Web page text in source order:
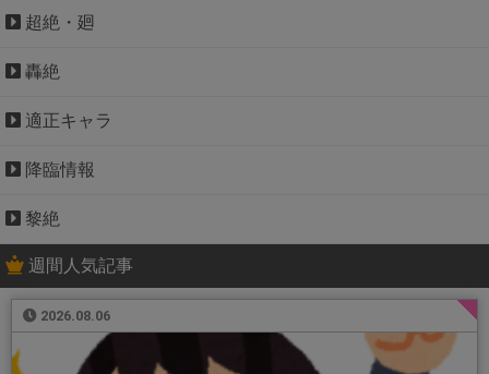
超絶・廻
轟絶
適正キャラ
降臨情報
黎絶
週間人気記事
2026.08.06